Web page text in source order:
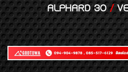
ALPHARD 30/